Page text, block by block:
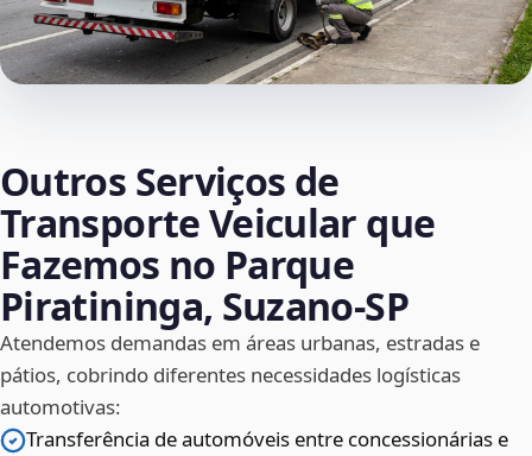
Outros Serviços de
Transporte Veicular que
Fazemos no Parque
Piratininga, Suzano‑SP
Atendemos demandas em áreas urbanas, estradas e
pátios, cobrindo diferentes necessidades logísticas
automotivas:
Transferência de automóveis entre concessionárias e